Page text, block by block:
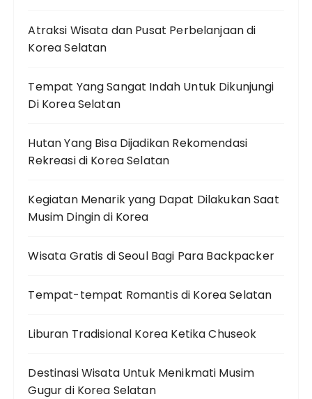
Atraksi Wisata dan Pusat Perbelanjaan di
Korea Selatan
Tempat Yang Sangat Indah Untuk Dikunjungi
Di Korea Selatan
Hutan Yang Bisa Dijadikan Rekomendasi
Rekreasi di Korea Selatan
Kegiatan Menarik yang Dapat Dilakukan Saat
Musim Dingin di Korea
Wisata Gratis di Seoul Bagi Para Backpacker
Tempat-tempat Romantis di Korea Selatan
Liburan Tradisional Korea Ketika Chuseok
Destinasi Wisata Untuk Menikmati Musim
Gugur di Korea Selatan